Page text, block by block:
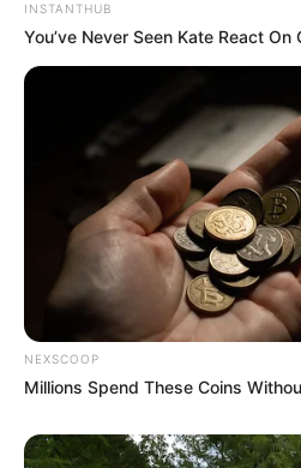
INSTANTHUB
You’ve Never Seen Kate React
NEXSCOOP
Millions Spend These Coins